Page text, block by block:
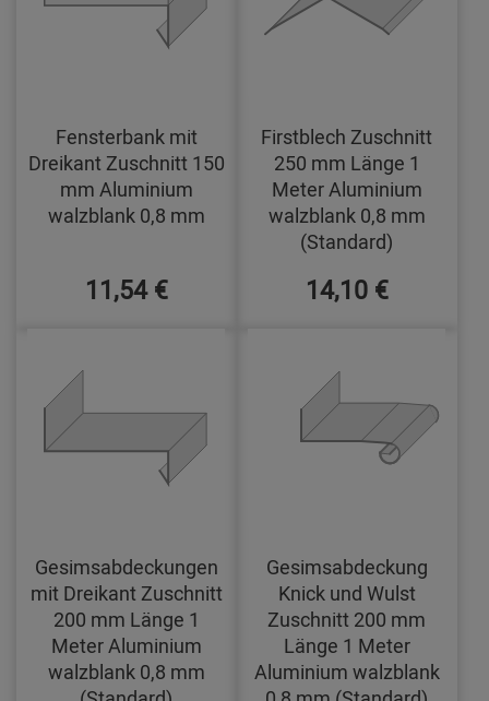
Fensterbank mit
Dreikant Zuschnitt 150
mm Aluminium
walzblank 0,8 mm
11,54 €
Firstblech Zuschnitt
250 mm Länge 1
Meter Aluminium
walzblank 0,8 mm
(Standard)
14,10 €
Gesimsabdeckungen
mit Dreikant Zuschnitt
200 mm Länge 1
Meter Aluminium
walzblank 0,8 mm
Gesimsabdeckung
Knick und Wulst
Zuschnitt 200 mm
Länge 1 Meter
Aluminium walzblank